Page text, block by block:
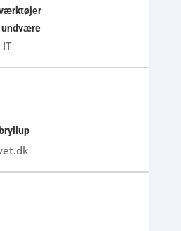
undvære